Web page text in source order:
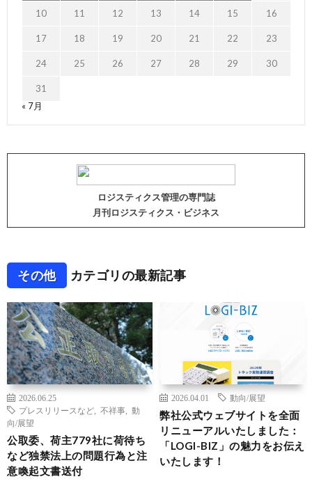
10 11 12 13 14 15 16
17 18 19 20 21 22 23
24 25 26 27 28 29 30
31
« 7月
ロジスティクス管理の専門誌
月刊ロジスティクス・ビジネス
その他 カテゴリの最新記事
2026.06.25
プレスリリースなど
不祥事
動
向/展望
公取委、荷主779社に荷待ち
など独禁法上の問題行為と注
意喚起文書送付
2026.04.01 動向/展望
弊社公式ウェブサイトを全面
リニューアルいたしました：
「LOGI-BIZ」の魅力をお伝え
いたします！